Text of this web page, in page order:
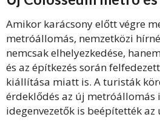
Amikor karácsony előtt végre
metróállomás, nemzetközi
nemcsak elhelyezkedése,
és az építkezés során
kiállítása miatt is. A turisták
érdeklődés az új metróállomás
idegenvezetők is beépítették az